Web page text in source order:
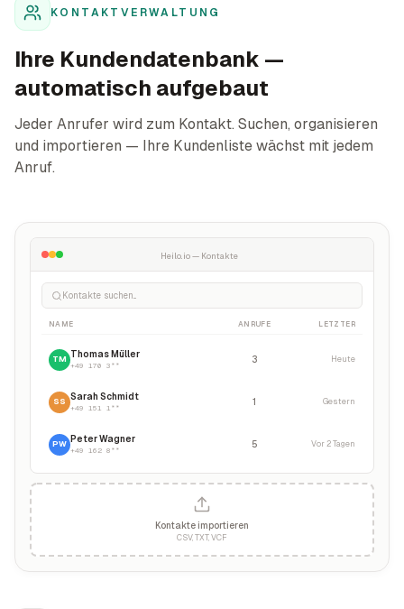
KONTAKTVERWALTUNG
Ihre Kundendatenbank —
automatisch aufgebaut
Jeder Anrufer wird zum Kontakt. Suchen, organisieren
und importieren — Ihre Kundenliste wächst mit jedem
Anruf.
Heilo.io — Kontakte
Kontakte suchen...
NAME ANRUFE LETZTER
TM Thomas Müller
+49 170 3**
3 Heute
SS Sarah Schmidt
+49 151 1**
1 Gestern
PW Peter Wagner
+49 162 8**
5 Vor 2 Tagen
Kontakte importieren
CSV, TXT, VCF